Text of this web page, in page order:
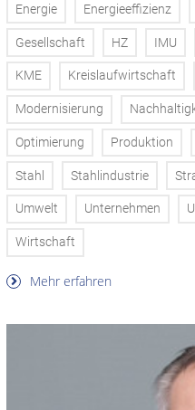
Energie Energieeffizienz
Gesellschaft HZ IMU
KME Kreislaufwirtschaft
Modernisierung
Optimierung Produktion
Stahl Stahlindustrie
Umwelt Unternehmen
Wirtschaft
Mehr erfahren